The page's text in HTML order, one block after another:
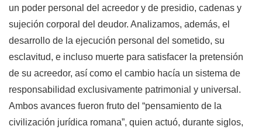
un poder personal del acreedor y de presidio, cadenas y
sujeción corporal del deudor. Analizamos, además, el
desarrollo de la ejecución personal del sometido, su
esclavitud, e incluso muerte para satisfacer la pretensión
de su acreedor, así como el cambio hacía un sistema de
responsabilidad exclusivamente patrimonial y universal.
Ambos avances fueron fruto del “pensamiento de la
civilización jurídica romana”, quien actuó, durante siglos,